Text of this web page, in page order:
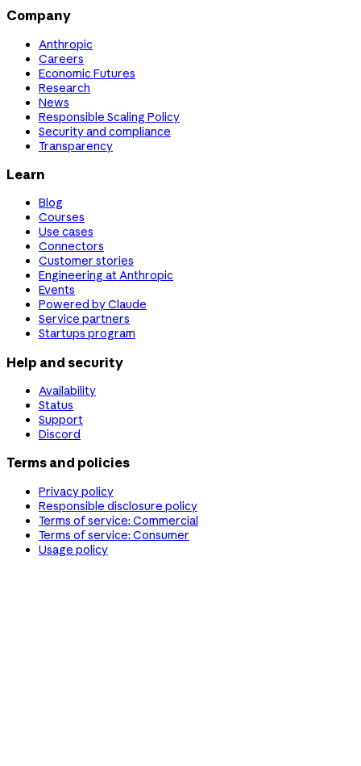
Company
Anthropic
Careers
Economic Futures
Research
News
Responsible Scaling Policy
Security and compliance
Transparency
Learn
Blog
Courses
Use cases
Connectors
Customer stories
Engineering at Anthropic
Events
Powered by Claude
Service partners
Startups program
Help and security
Availability
Status
Support
Discord
Terms and policies
Privacy policy
Responsible disclosure policy
Terms of service: Commercial
Terms of service: Consumer
Usage policy